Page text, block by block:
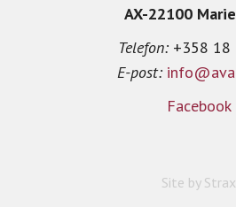
AX-22100
Telefon: +358 18
E-post:
Facebook
Site by Strax